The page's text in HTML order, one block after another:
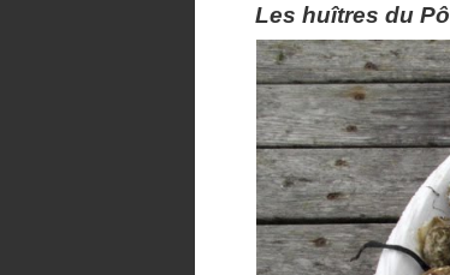
Les huîtres du Pô